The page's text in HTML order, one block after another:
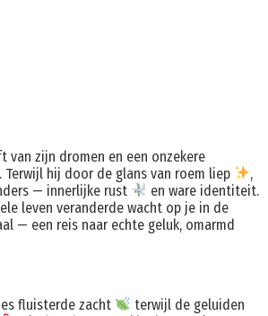
van zijn dromen en een onzekere
hij door de glans van roem liep
,
— innerlijke rust
en ware identiteit.
leven veranderde wacht op je in de
— een reis naar echte geluk, omarmd
fluisterde zacht
terwijl de geluiden